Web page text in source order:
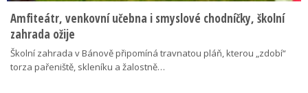
Amfiteátr, venkovní učebna i smyslové chodníčky, školní
zahrada ožije
Školní zahrada v Bánově připomíná travnatou pláň, kterou „zdobí“
torza pařeniště, skleníku a žalostně…